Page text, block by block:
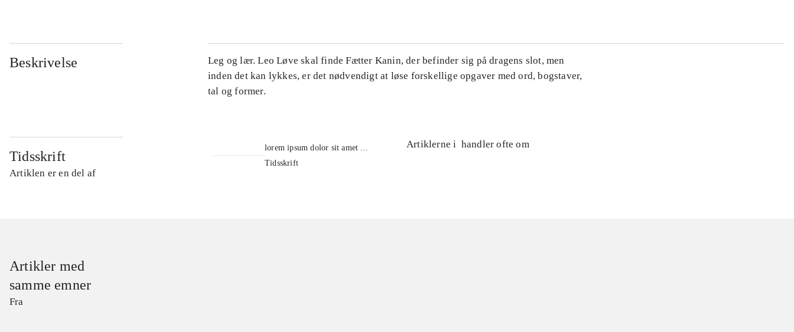
Beskrivelse
Leg og lær. Leo Løve skal finde Fætter Kanin, der befinder sig på dragens slot, men
inden det kan lykkes, er det nødvendigt at løse forskellige opgaver med ord, bogstaver,
tal og former.
Tidsskrift
Artiklen er en del af
lorem ipsum dolor sit amet ...
Tidsskrift
Artiklerne i handler ofte om
Artikler med
samme emner
Fra